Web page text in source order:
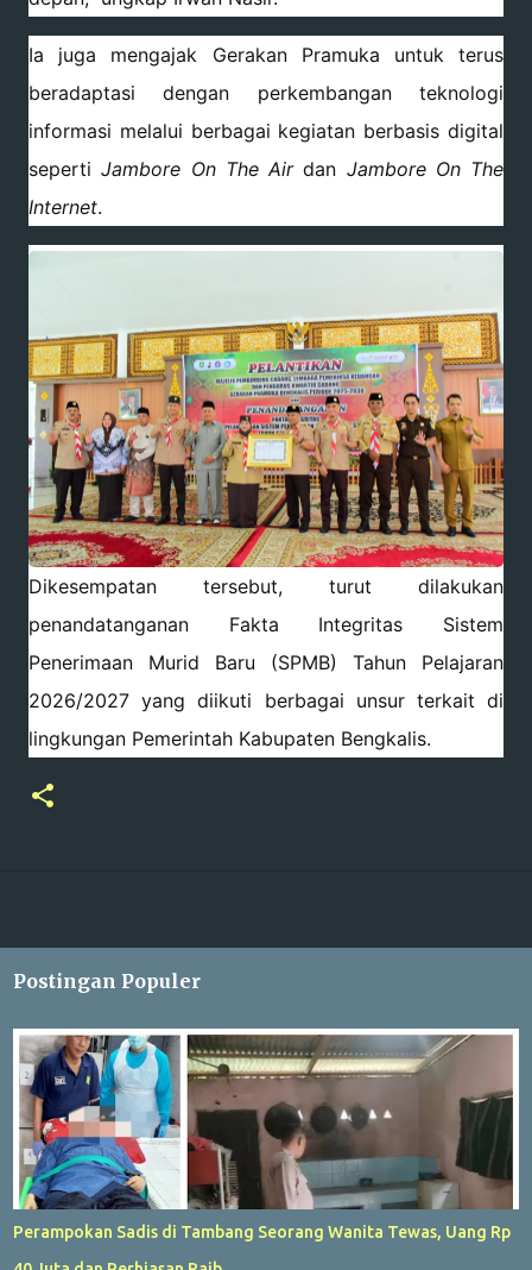
Ia juga mengajak Gerakan Pramuka untuk terus
beradaptasi dengan perkembangan teknologi
informasi melalui berbagai kegiatan berbasis digital
sepertiJambore On The Airdan Jambore On The
Internet.
Dikesempatan tersebut, turut dilakukan
penandatanganan Fakta Integritas Sistem
Penerimaan Murid Baru (SPMB) Tahun Pelajaran
2026/2027 yang diikuti berbagai unsur terkait di
lingkungan Pemerintah Kabupaten Bengkalis.
Postingan Populer
Perampokan Sadis di Tambang Seorang Wanita Tewas, Uang Rp